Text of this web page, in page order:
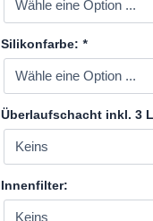
Silikonfarbe:*
Überlaufschacht inkl. 3
Innenfilter: